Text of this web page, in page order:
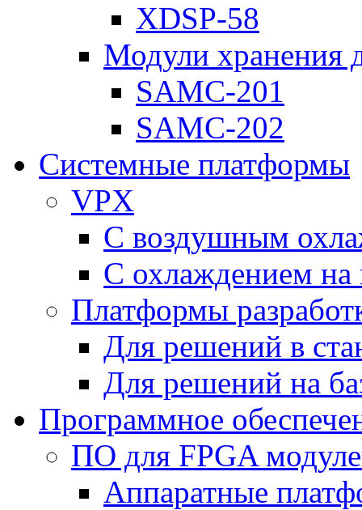
XDSP-58
Модули хранения
SAMC-201
SAMC-202
Системные платформы
VPX
С воздушным
С охлаждением на
Платформы
Для решений в
Для решений на
Программное
ПО для FPGA
Аппаратные